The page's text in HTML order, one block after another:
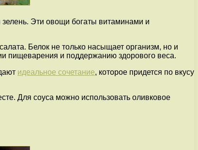
Эти овощи богаты витаминами и
Белок не только насыщает организм, но и
пищеварения и поддержанию здорового веса.
идеальное сочетание, которое придется по вкусу
Для соуса можно использовать оливковое